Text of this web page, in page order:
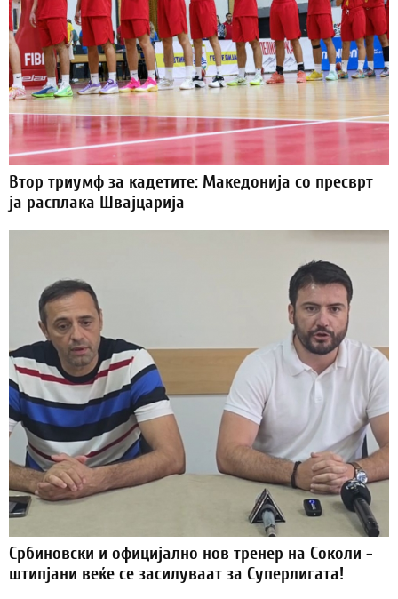
Втор триумф за кадетите: Македонија со пресврт
ја расплака Швајцарија
Србиновски и официјално нов тренер на Соколи -
штипјани веќе се засилуваат за Суперлигата!